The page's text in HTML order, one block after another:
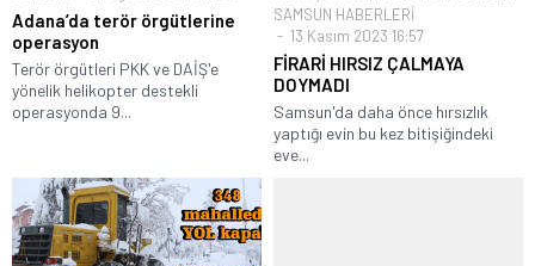
Adana’da terör örgütlerine
operasyon
Terör örgütleri PKK ve DAİŞ'e
yönelik helikopter destekli
operasyonda 9...
SAMSUN HABERLERİ
13 Kasım 2023 16:57
FİRARİ HIRSIZ ÇALMAYA
DOYMADI
Samsun'da daha önce hırsızlık
yaptığı evin bu kez bitişiğindeki
eve...